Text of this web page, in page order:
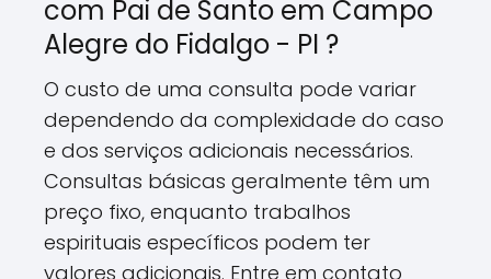
com Pai de Santo em Campo
Alegre do Fidalgo - PI ?
O custo de uma consulta pode variar
dependendo da complexidade do caso
e dos serviços adicionais necessários.
Consultas básicas geralmente têm um
preço fixo, enquanto trabalhos
espirituais específicos podem ter
valores adicionais. Entre em contato